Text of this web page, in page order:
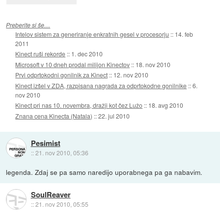
Preberite si še…
Intelov sistem za generiranje enkratnih gesel v procesorju :: 14. feb
2011
Kinect ruši rekorde :: 1. dec 2010
Microsoft v 10 dneh prodal milijon Kinectov :: 18. nov 2010
Prvi odprtokodni gonilnik za Kinect :: 12. nov 2010
Kinect izšel v ZDA, razpisana nagrada za odprtokodne gonilnike ::6.
nov 2010
Kinect pri nas 10. novembra, dražji kot čez Lužo :: 18. avg 2010
Znana cena Kinecta (Natala) ::22. jul 2010
Pesimist
::21. nov 2010, 05:36
legenda. Zdaj se pa samo naredijo uporabnega pa ga nabavim.
SoulReaver
::21. nov 2010, 05:55